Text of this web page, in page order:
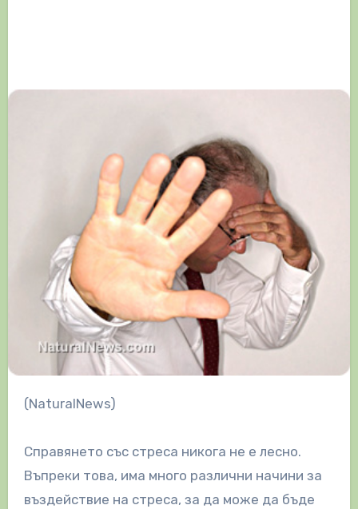
(NaturalNews)
Справянето със стреса никога не е лесно.
Въпреки това, има много различни начини за
въздействие на стреса, за да може да бъде